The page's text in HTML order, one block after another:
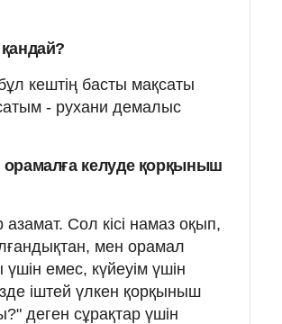
кештің басты мақсаты
- рухани демалыс
орамалға келуде қорқыныш
Сол кісі намаз оқып,
мен орамал
емес, күйеуім үшін
іштей үлкен қорқыныш
деген сұрақтар үшін